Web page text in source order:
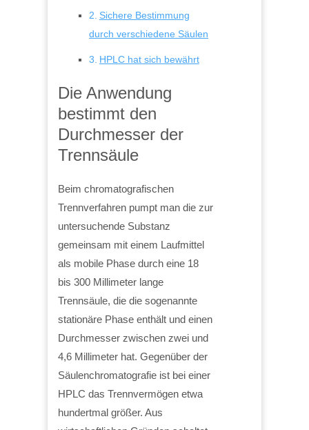
Sichere Bestimmung
durch verschiedene Säulen
HPLC hat sich bewährt
Die Anwendung
bestimmt den
Durchmesser der
Trennsäule
Beim chromatografischen
Trennverfahren pumpt man die zur
untersuchende Substanz
gemeinsam mit einem Laufmittel
als mobile Phase durch eine 18
bis 300 Millimeter lange
Trennsäule, die die sogenannte
stationäre Phase enthält und einen
Durchmesser zwischen zwei und
4,6 Millimeter hat. Gegenüber der
Säulenchromatografie ist bei einer
HPLC das Trennvermögen etwa
hundertmal größer. Aus